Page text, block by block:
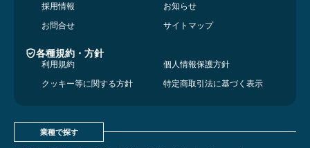
採用情報
お知らせ
お問合せ
サイトマップ
各種規約・方針
利用規約
個人情報保護方針
クッキー等に関する方針
特定商取引法に基づく表示
業種で探す